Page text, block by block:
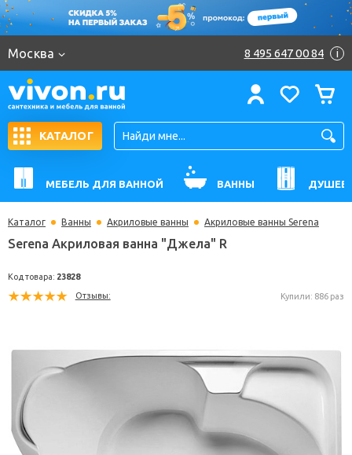
Москва 8 495 647 00 84 i
КАТАЛОГ
МЕБЕЛЬ ДЛЯ ВАННОЙ ВАННЫ
Каталог Ванны Акриловые ванны Акриловые ванны Serena
Serena Акриловая ванна "Джела" R